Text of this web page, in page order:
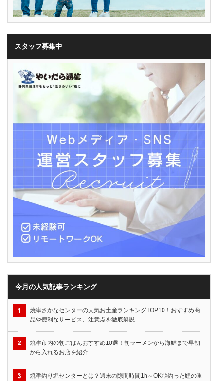
スタッフ募集中
今月の人気記事ランキング
焼津さかなセンターの人気お土産ランキングTOP10！おすすめ商
品や便利なサービス、注意点を徹底解説
焼津市内の朝ごはんおすすめ10選！朝ラーメンから海鮮まで早朝
から入れるお店を紹介
焼津釣り堀センターとは？週末の隙間時間1h～OK◎釣った鯉の重